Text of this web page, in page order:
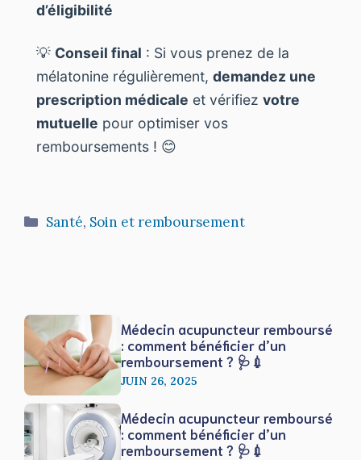
d’éligibilité
💡 Conseil final : Si vous prenez de la
mélatonine régulièrement, demandez une
prescription médicale et vérifiez votre
mutuelle pour optimiser vos
remboursements ! 😊
Catégories
Santé, Soin et remboursement
Médecin acupuncteur remboursé
: comment bénéficier d’un
remboursement ? 🩺💉
JUIN 26, 2025
Médecin acupuncteur remboursé
: comment bénéficier d’un
remboursement ? 🩺💉